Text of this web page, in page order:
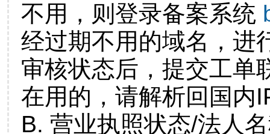
不用，则登录备案系统
经过期不用的域名，进
审核状态后，提交工单
在用的，请解析回国内
B. 营业执照状态/法人